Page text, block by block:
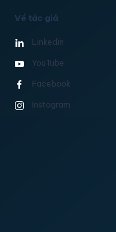
Về tác giả
Linkedin
YouTube
Facebook
Instagram